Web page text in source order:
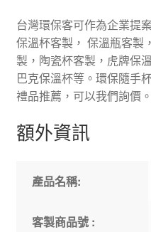
台灣環保客可作為企業提
保溫杯客製， 保溫瓶客製
製，陶瓷杯客製，虎牌保
巴克保溫杯等。環保隨手
禮品推薦，可以我們詢價。
額外資訊
產品名稱:
客製商品號 :